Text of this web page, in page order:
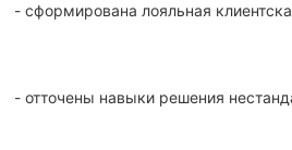
- сформирована лояльная
- отточены навыки решения